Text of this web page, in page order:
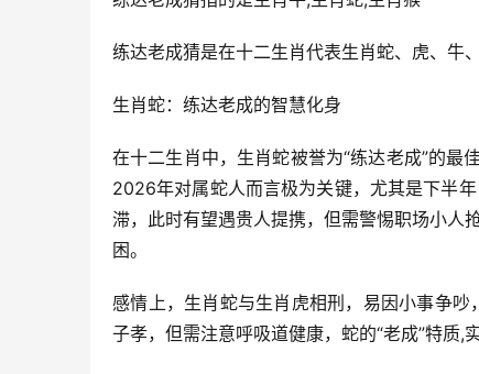
练达老成猜是在十二生肖代表生肖蛇、虎、牛
生肖蛇：练达老成的智慧化身
在十二生肖中，生肖蛇被誉为“练达老成”的最
2026年对属蛇人而言极为关键，尤其是下半
滞，此时有望遇贵人提携，但需警惕职场小人
困。
感情上，生肖蛇与生肖虎相刑，易因小事争
子孝，但需注意呼吸道健康，蛇的“老成”特质,